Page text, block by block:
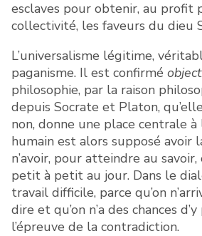
esclaves pour obtenir, au profit
collectivité, les faveurs du dieu
L’universalisme légitime,
paganisme. Il est confirmé
philosophie, par la raison
depuis Socrate et Platon,
non, donne une place centrale à
humain est alors supposé avoir
n’avoir, pour atteindre au savoir,
petit à petit au jour. Dans le
travail difficile, parce qu’on
dire et qu’on n’a des chances
l’épreuve de la contradiction.